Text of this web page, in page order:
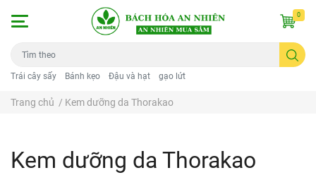
Trái cây sấy Bánh kẹo Đậu và hạt gạo lứt
0
Trang chủ / Kem dưỡng da Thorakao
Kem dưỡng da Thorakao